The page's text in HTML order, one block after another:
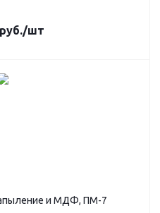
/шт
и МДФ, ПМ-7